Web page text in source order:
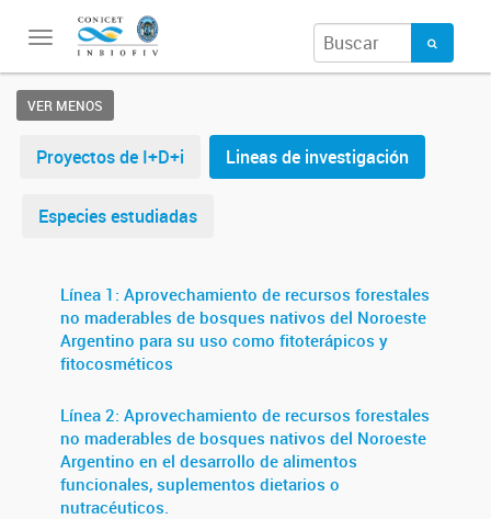
Toggle
navigation
VER MENOS
Proyectos de I+D+i Lineas de investigación
Especies estudiadas
Línea 1: Aprovechamiento de recursos forestales
no maderables de bosques nativos del Noroeste
Argentino para su uso como fitoterápicos y
fitocosméticos
Línea 2: Aprovechamiento de recursos forestales
no maderables de bosques nativos del Noroeste
Argentino en el desarrollo de alimentos
funcionales, suplementos dietarios o
nutracéuticos.